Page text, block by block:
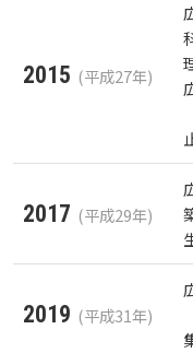
2015 (平成27年)
2017 (平成29年)
2019 (平成31年)